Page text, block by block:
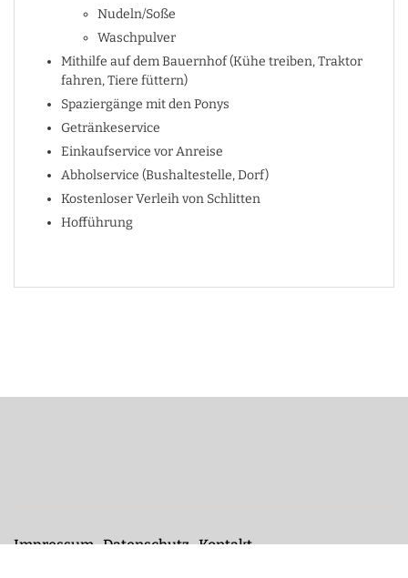
Nudeln/Soße
Waschpulver
Mithilfe auf dem Bauernhof (Kühe treiben, Traktor
fahren, Tiere füttern)
Spaziergänge mit den Ponys
Getränkeservice
Einkaufservice vor Anreise
Abholservice (Bushaltestelle, Dorf)
Kostenloser Verleih von Schlitten
Hofführung
Impressum Datenschutz Kontakt